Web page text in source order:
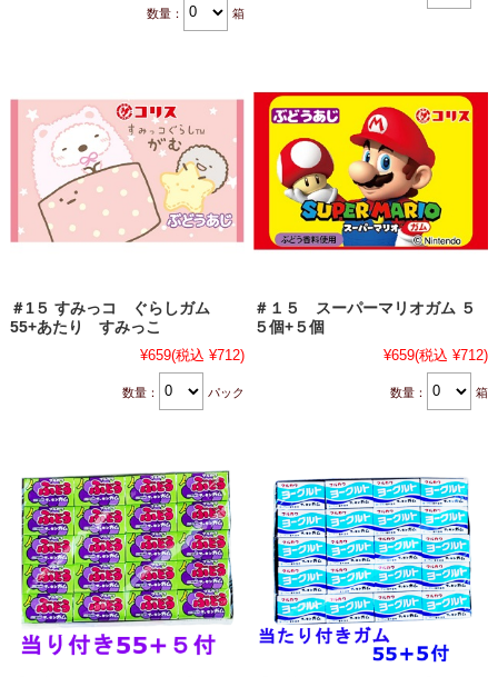
数量： 箱
＃1５ すみっコ ぐらしガム
55+あたり すみっこ
¥659(税込 ¥712)
数量： パック
＃１５ スーパーマリオガム ５
５個+５個
¥659(税込 ¥712)
数量： 箱